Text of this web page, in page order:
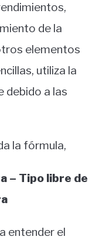
de la
elementos
utiliza la
debido a las
la fórmula,
– Tipo libre de
entender el